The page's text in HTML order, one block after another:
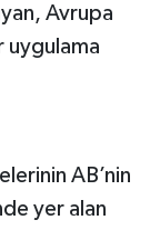
Avrupa
uygulama
AB’nin
yer alan